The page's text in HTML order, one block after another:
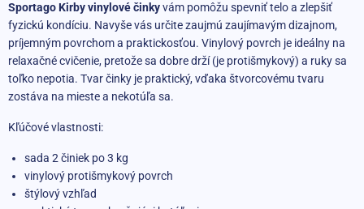
Sportago Kirby vinylové činkyvám pomôžu spevniť telo a zlepšiť
fyzickú kondíciu. Navyše vás určite zaujmú zaujímavým dizajnom,
príjemným povrchom a praktickosťou. Vinylový povrch je ideálny na
relaxačné cvičenie, pretože sa dobre drží (je protišmykový) a ruky sa
toľko nepotia. Tvar činky je praktický, vďaka štvorcovému tvaru
zostáva na mieste a nekotúľa sa.
Kľúčové vlastnosti:
sada 2 činiek po 3 kg
vinylový protišmykový povrch
štýlový vzhľad